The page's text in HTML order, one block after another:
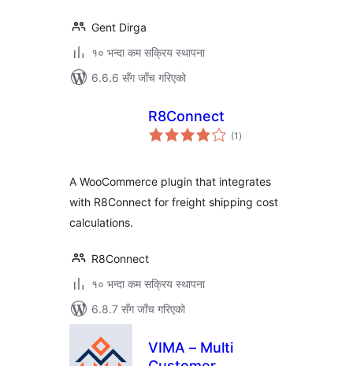
Gent Dirga
१० भन्दा कम सक्रिय स्थापना
6.6.6 सँग जाँच गरिएको
R8Connect
(1 कुल
रेटिङ्गहरू
)
A WooCommerce plugin that integrates
with R8Connect for freight shipping cost
calculations.
R8Connect
१० भन्दा कम सक्रिय स्थापना
6.8.7 सँग जाँच गरिएको
VIMA – Multi